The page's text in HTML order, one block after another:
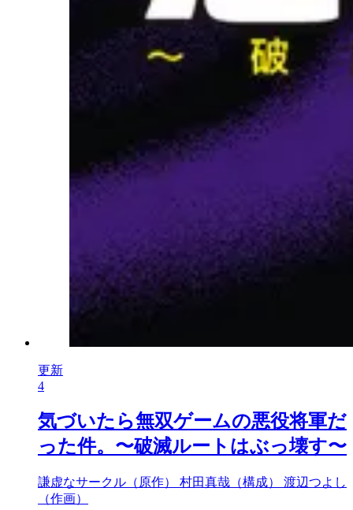
更新
4
気づいたら無双ゲームの悪役将軍だ
った件。〜破滅ルートはぶっ壊す〜
謙虚なサークル（原作） 村田真哉（構成） 渡辺つよし
（作画）